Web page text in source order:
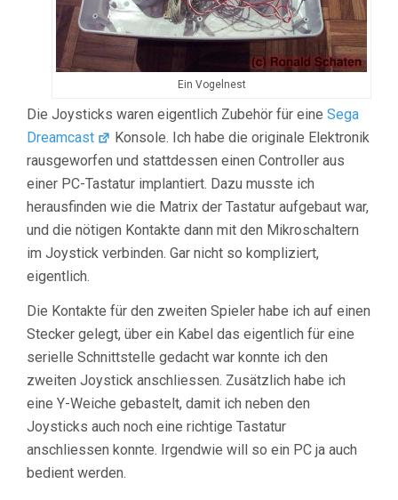
Ein Vogelnest
Die Joysticks waren eigentlich Zubehör für eine Sega
Dreamcast
Konsole. Ich habe die originale Elektronik
rausgeworfen und stattdessen einen Controller aus
einer PC-Tastatur implantiert. Dazu musste ich
herausfinden wie die Matrix der Tastatur aufgebaut war,
und die nötigen Kontakte dann mit den Mikroschaltern
im Joystick verbinden. Gar nicht so kompliziert,
eigentlich.
Die Kontakte für den zweiten Spieler habe ich auf einen
Stecker gelegt, über ein Kabel das eigentlich für eine
serielle Schnittstelle gedacht war konnte ich den
zweiten Joystick anschliessen. Zusätzlich habe ich
eine Y-Weiche gebastelt, damit ich neben den
Joysticks auch noch eine richtige Tastatur
anschliessen konnte. Irgendwie will so ein PC ja auch
bedient werden.